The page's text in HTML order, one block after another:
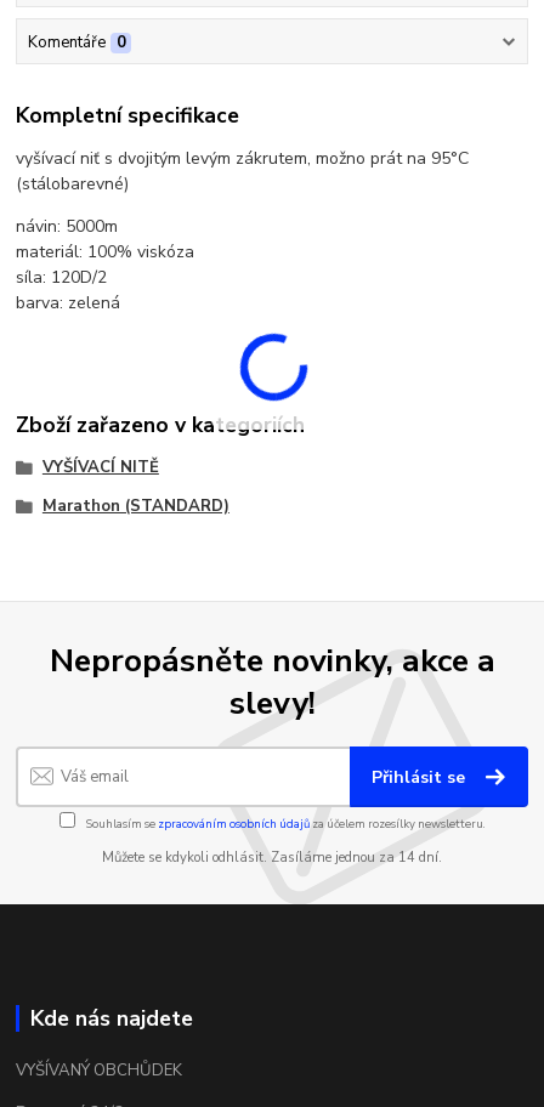
Komentáře 0
Kompletní specifikace
vyšívací niť s dvojitým levým zákrutem, možno prát na 95°C
(stálobarevné)
návin: 5000m
materiál: 100% viskóza
síla: 120D/2
barva: zelená
Zboží zařazeno v kategoriích
VYŠÍVACÍ NITĚ
Marathon (STANDARD)
Nepropásněte novinky, akce a
slevy!
Přihlásit se
Souhlasím se zpracováním osobních údajůza účelem rozesílky newsletteru.
Můžete se kdykoli odhlásit. Zasíláme jednou za 14 dní.
Kde nás najdete
VYŠÍVANÝ OBCHŮDEK